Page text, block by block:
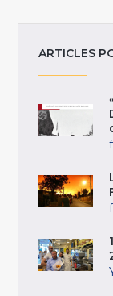
ARTICLES